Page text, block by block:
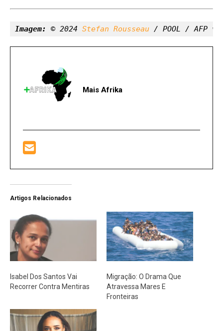
Imagem: © 2024 Stefan Rousseau / POOL / AFP
Mais Afrika
Artigos Relacionados
Isabel Dos Santos Vai
Recorrer Contra Mentiras
Migração: O Drama Que
Atravessa Mares E
Fronteiras